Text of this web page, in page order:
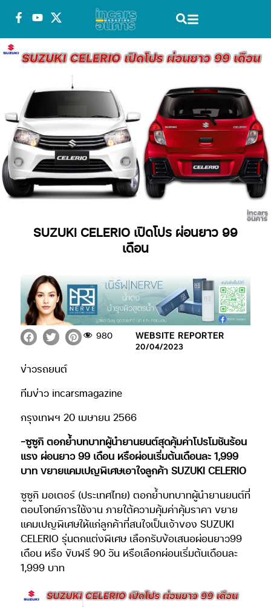
SUZUKI CELERIO เปิดโปร ผ่อนยาว 99
เดือน
WEBSITE REPORTER
20/04/2023
980
ข่าวรถยนต์
ทีมข่าว incarsmagazine
กรุงเทพฯ 20 เมษายน 2566
-ซูซูกิ ตอกย้ำบทบาทผู้นำยานยนต์สุดคุ้มค่าโปรโมชันร้อน
แรง ผ่อนยาว 99 เดือน หรือผ่อนเริ่มต้นเดือนละ 1,999
บาท ขยายแคมเปญพิเศษเอาใจลูกค้า SUZUKI CELERIO
ซูซูกิ มอเตอร์ (ประเทศไทย) ตอกย้ำบทบาทผู้นำยานยนต์ที่
ตอบโจทย์การใช้งาน ภายใต้ความคุ้มค่าคุ้มราคา ขยาย
แคมเปญพิเศษให้แก่ลูกค้าที่สนใจเป็นเจ้าของ SUZUKI
CELERIO รุ่นตกแต่งพิเศษ เลือกรับข้อเสนอผ่อนยาว99
เดือน หรือ ขับฟรี 90 วัน หรือเลือกผ่อนเริ่มต้นเดือนละ
1,999 บาท